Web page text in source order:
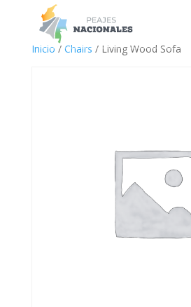
Inicio / Chairs / Living Wood Sofa